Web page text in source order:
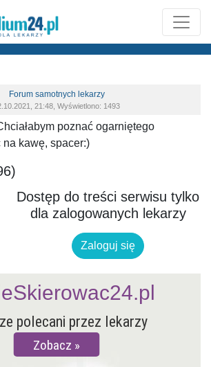
Forum samotnych lekarzy
21:48, Wyświetlono: 1493
poznać ogarniętego
kawę, spacer:)
Dostęp do treści serwisu tylko
dla zalogowanych lekarzy
Zaloguj się
polecani przez lekarzy
Zobacz